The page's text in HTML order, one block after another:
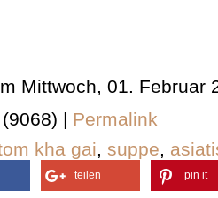
Mittwoch, 01. Februar
(9068) | Permalink
kha gai, suppe,
teilen pin it